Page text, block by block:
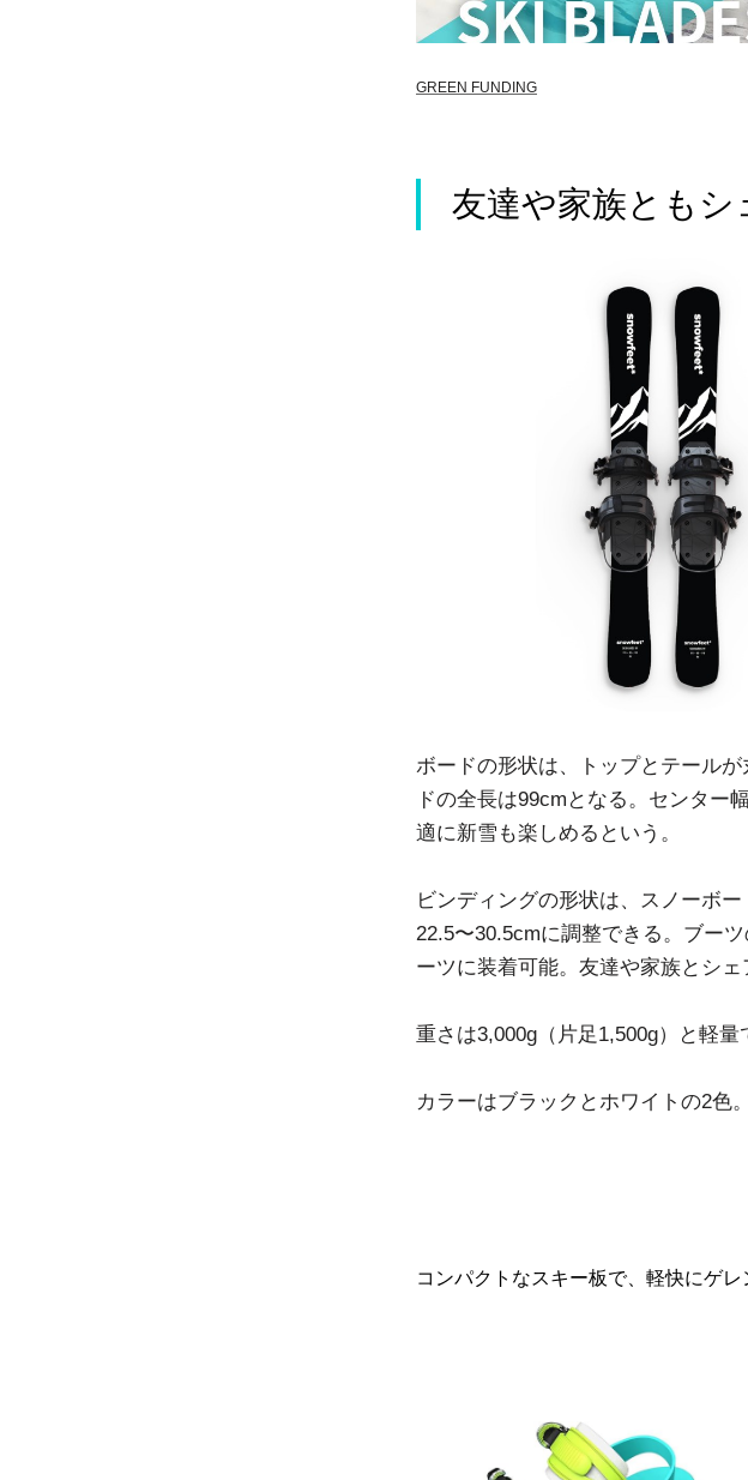
GREEN FUNDING
友達や家族ともシ
ボードの形状は、トップとテール
ドの全長は99cmとなる。センター
適に新雪も楽しめるという。
ビンディングの形状は、スノーボ
22.5〜30.5cmに調整できる。ブー
ーツに装着可能。友達や家族とシ
重さは3,000g（片足1,500g）と軽
カラーはブラックとホワイトの2色。
コンパクトなスキー板で、軽快にゲ